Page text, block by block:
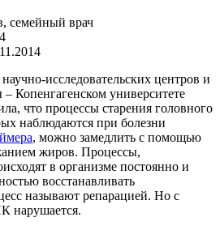
семейный врач
исследовательских центров и
Копенгагенском университете
что процессы старения головного
наблюдаются при болезни
, можно замедлить с помощью
жиров. Процессы,
в организме постоянно и
восстанавливать
называют репарацией. Но с
нарушается.